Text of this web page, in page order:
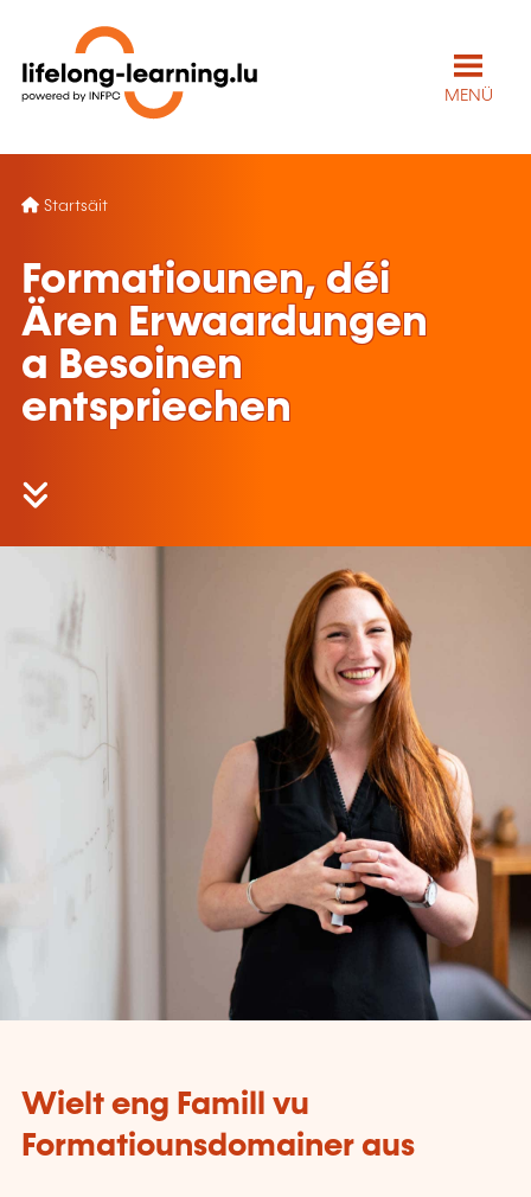
MENÜ
Startsäit
Formatiounen, déi
Ären Erwaardungen
a Besoinen
entspriechen
Wielt eng Famill vu
Formatiounsdomainer aus